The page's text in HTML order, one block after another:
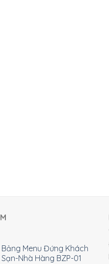
Bảng Menu Đứng Khách
Sạn-Nhà Hàng BZP-01